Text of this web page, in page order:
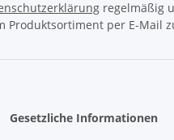
regelmäßig
per E-Mail
Gesetzliche Informationen